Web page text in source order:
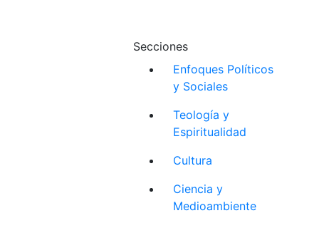
Secciones
Enfoques Políticos
y Sociales
Teología y
Espiritualidad
Cultura
Ciencia y
Medioambiente